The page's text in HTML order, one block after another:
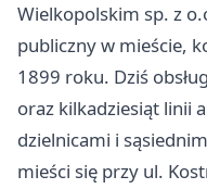
Wielkopolskim sp. z
publiczny w mieście,
1899 roku. Dziś
oraz kilkadziesiąt linii
dzielnicami i
mieści się przy ul.